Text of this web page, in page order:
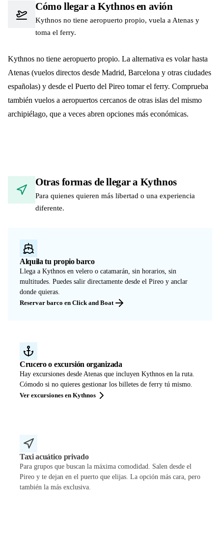
Cómo llegar a Kythnos en avión
Kythnos no tiene aeropuerto propio, vuela a Atenas y
toma el ferry.
Kythnos no tiene aeropuerto propio. La alternativa es volar hasta
Atenas (vuelos directos desde Madrid, Barcelona y otras ciudades
españolas) y desde el Puerto del Pireo tomar el ferry. Comprueba
también vuelos a aeropuertos cercanos de otras islas del mismo
archipiélago, que a veces abren opciones más económicas.
Otras formas de llegar a Kythnos
Para quienes quieren más libertad o una experiencia
diferente.
Alquila tu propio barco
Llega a Kythnos en velero o catamarán, sin horarios, sin
multitudes. Puedes salir directamente desde el Pireo y anclar
donde quieras.
Reservar barco en Click and Boat
Crucero o excursión organizada
Hay excursiones desde Atenas que incluyen Kythnos en la ruta.
Cómodo si no quieres gestionar los billetes de ferry tú mismo.
Ver excursiones en Kythnos
Taxi acuático privado
Para grupos que buscan la máxima comodidad. Salen desde el
Pireo y te dejan en el puerto que elijas. La opción más cara, pero
también la más exclusiva.